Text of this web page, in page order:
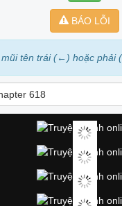
BÁO LỖI
tên trái (←) hoặc phải